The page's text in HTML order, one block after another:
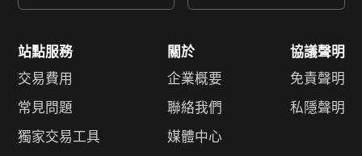
站點服務
交易費用
常見問題
獨家交易工具
關於
企業概要
聯絡我們
媒體中心
協議聲明
免責聲明
私隱聲明